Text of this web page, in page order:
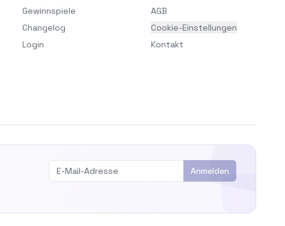
Gewinnspiele
Changelog
Login
AGB
Cookie-Einstellungen
Kontakt
Anmelden